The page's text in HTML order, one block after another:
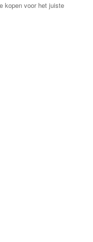
kopen voor het juiste